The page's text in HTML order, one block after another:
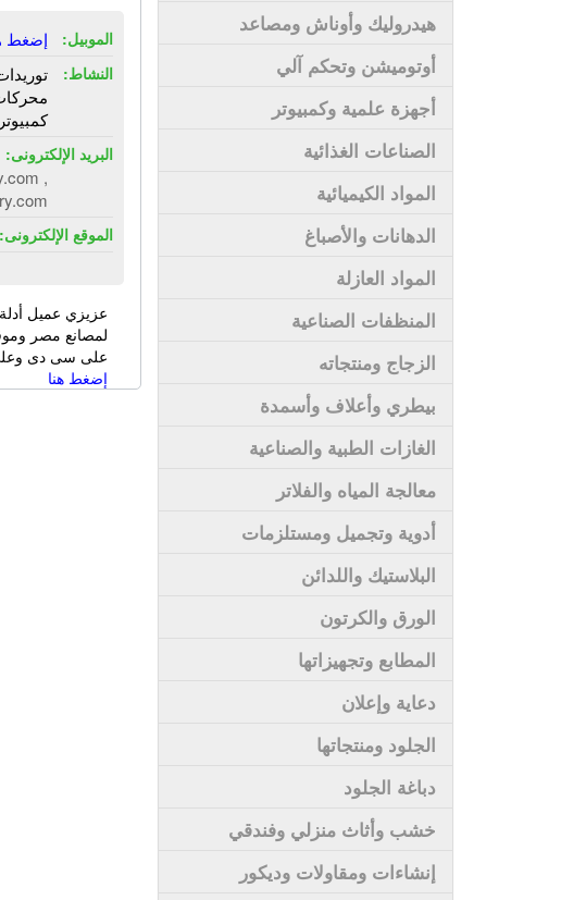
هيدروليك وأوناش ومصاعد
أوتوميشن وتحكم آلي
أجهزة علمية وكمبيوتر
الصناعات الغذائية
المواد الكيميائية
الدهانات والأصباغ
المواد العازلة
المنظفات الصناعية
الزجاج ومنتجاته
بيطري وأعلاف وأسمدة
الغازات الطبية والصناعية
معالجة المياه والفلاتر
أدوية وتجميل ومستلزمات
البلاستيك واللدائن
الورق والكرتون
المطابع وتجهيزاتها
دعاية وإعلان
الجلود ومنتجاتها
دباغة الجلود
خشب وأثاث منزلي وفندقي
إنشاءات ومقاولات وديكور
الموبيل: إضغط
النشاط:
كمبيوتر
البريد الإلكترونى:
,
الموقع الإلكترونى:
عزيزي عميل
لمصانع مصر
على سى دى وعلى
إضغط هنا